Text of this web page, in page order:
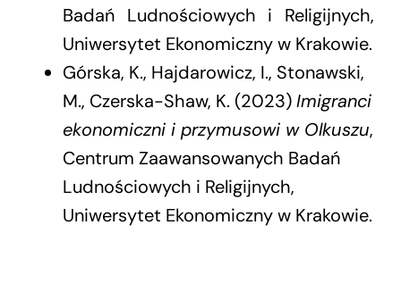
Badań Ludnościowych i Religijnych,
Uniwersytet Ekonomiczny w Krakowie.
Górska, K., Hajdarowicz, I., Stonawski,
M., Czerska-Shaw, K. (2023)Imigranci
ekonomiczni i przymusowi w Olkuszu,
Centrum Zaawansowanych Badań
Ludnościowych i Religijnych,
Uniwersytet Ekonomiczny w Krakowie.